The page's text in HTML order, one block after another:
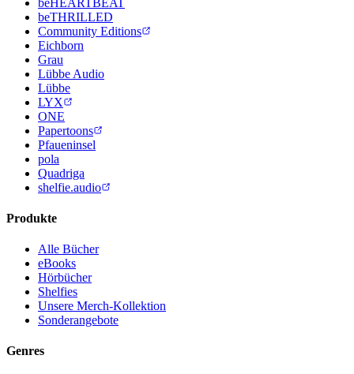
beTHRILLED
Community Editions
Eichborn
Grau
Lübbe Audio
Lübbe
LYX
ONE
Papertoons
Pfaueninsel
pola
Quadriga
shelfie.audio
Produkte
Alle Bücher
eBooks
Hörbücher
Shelfies
Unsere Merch-Kollektion
Sonderangebote
Genres